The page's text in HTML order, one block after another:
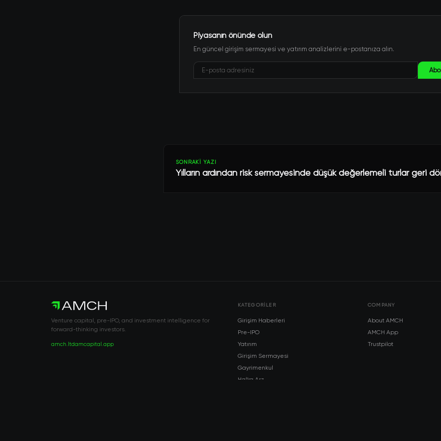
Piyasanın önünde olun
En güncel girişim sermayesi ve yatırım analizlerini e-postanıza alın.
SONRAKI YAZI
Yılların ardından risk sermayesinde düşük değerlemeli turlar geri
Venture capital, pre-IPO, and investment intelligence for
forward-thinking investors.
amch.ltdamcapital.app
KATEGORILER
Girişim Haberleri
Pre-IPO
Yatırım
Girişim Sermayesi
Gayrimenkul
Halka Arz
COMPANY
About AMCH
AMCH App
Trustpilot